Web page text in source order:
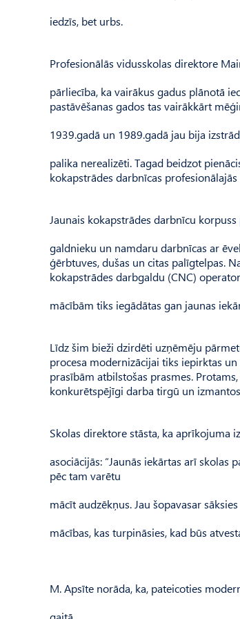
iedzīs, bet urbs.
Profesionālās vidusskolas direktore
pārliecība, ka vairākus gadus plānotā
pastāvēšanas gados tas vairākkārt
1939.gadā un 1989.gadā jau bija
palika nerealizēti. Tagad beidzot
kokapstrādes darbnīcas
Jaunais kokapstrādes darbnīcu
galdnieku un namdaru darbnīcas ar
ģērbtuves, dušas un citas palīgtelpas.
kokapstrādes darbgaldu (CNC)
mācībām tiks iegādātas gan jaunas
Līdz šim bieži dzirdēti uzņēmēju
procesa modernizācijai tiks iepirktas
prasībām atbilstošas prasmes.
konkurētspējīgi darba tirgū un
Skolas direktore stāsta, ka aprīkojuma
asociācijās: “Jaunās iekārtas arī
pēc tam varētu
mācīt audzēkņus. Jau šopavasar sāksies
mācības, kas turpināsies, kad būs
M. Apsīte norāda, ka, pateicoties